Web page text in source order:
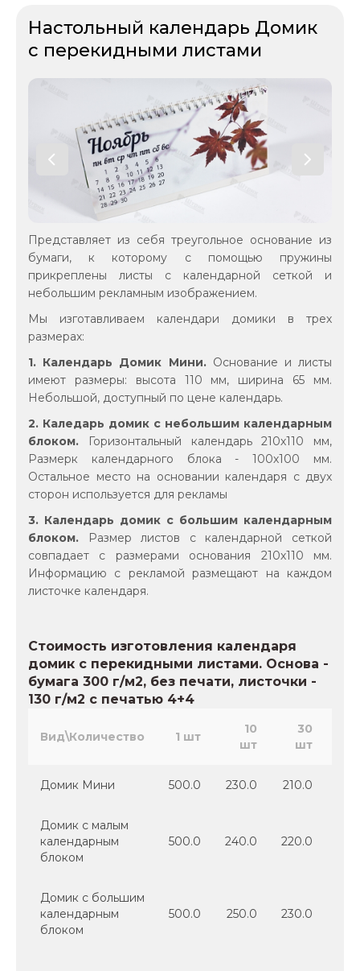
Настольный календарь Домик
с перекидными листами
Представляет из себя треугольное основание из
бумаги, к которому с помощью пружины
прикреплены листы с календарной сеткой и
небольшим рекламным изображением.
Мы изготавливаем календари домики в трех
размерах:
1. Календарь Домик Мини.Основание и листы
имеют размеры: высота 110 мм, ширина 65 мм.
Небольшой, доступный по цене календарь.
2. Каледарь домик с небольшим календарным
блоком.
Горизонтальный календарь 210х110 мм,
Размерк календарного блока - 100х100 мм.
Остальное место на основании календаря с двух
сторон используется для рекламы
3. Календарь домик с большим календарным
блоком. Размер листов с календарной сеткой
совпадает с размерами основания 210х110 мм.
Информацию с рекламой размещают на каждом
листочке календаря.
Стоимость изготовления календаря
домик с перекидными листами. Основа -
бумага 300 г/м2, без печати, листочки -
130 г/м2 с печатью 4+4
Вид\Количество 1 шт
10
шт
30
шт
Домик Мини 500.0 230.0 210.0
Домик с малым
календарным
блоком
500.0 240.0 220.0
Домик с большим
календарным
блоком
500.0 250.0 230.0